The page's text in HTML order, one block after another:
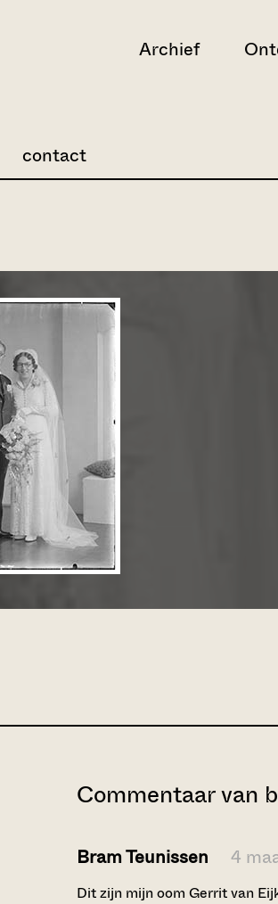
Archief
contact
Commentaar van
Bram Teunissen 4
Dit zijn mijn oom Gerrit van